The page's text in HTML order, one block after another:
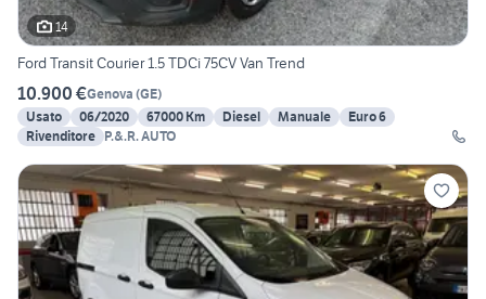
14
Ford Transit Courier 1.5 TDCi 75CV Van Trend
10.900 €Genova (GE)
Usato
06/2020 67000 Km Diesel Manuale
Euro 6
Rivenditore P.&.R. AUTO